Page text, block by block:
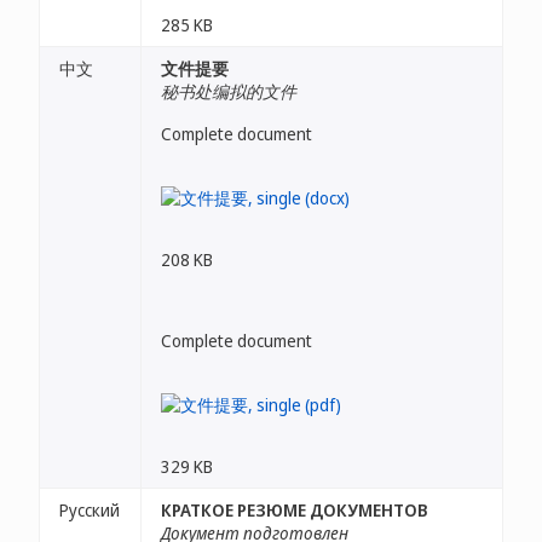
285 KB
中文
文件提要
秘书处编拟的文件
Complete document
208 KB
Complete document
329 KB
Русский
КРАТКОЕ РЕЗЮМЕ ДОКУМЕНТОВ
Документ подготовлен